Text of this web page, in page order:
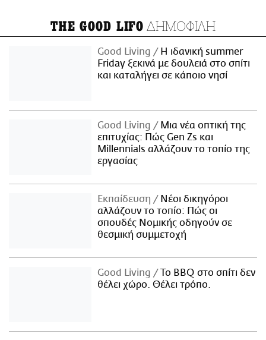
THE GOOD LIFO ΔΗΜΟΦΙΛΗ
Good Living
Η ιδανική summer
Friday ξεκινά με δουλειά στο σπίτι
και καταλήγει σε κάποιο νησί
Good Living
Μια νέα οπτική της
επιτυχίας: Πώς Gen Zs και
Millennials αλλάζουν το τοπίο της
εργασίας
Εκπαίδευση
Νέοι δικηγόροι
αλλάζουν το τοπίο: Πώς οι
σπουδές Νομικής οδηγούν σε
θεσμική συμμετοχή
Good Living
Το BBQ στο σπίτι δεν
θέλει χώρο. Θέλει τρόπο.